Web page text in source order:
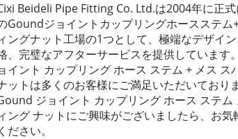
Beideli Pipe Fitting Co. Ltd.は2004年に正
Goundジョイントカップリングホースステム
ングナット工場の1つとして、極端なデザイ
、完璧なアフターサービスを提供しています
ョイント カップリング ホース ステム + メス ス
ットは多くのお客様にご満足いただいており
ジョイント カップリング ホース ステム
ング ナットにご興味がございましたら、お
ください。